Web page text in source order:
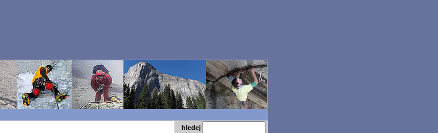
hledej